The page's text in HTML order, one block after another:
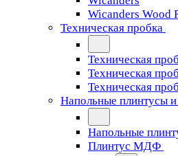
Wicanders Wood
Техническая пробка
Техническая
Техническая
Техническая
Напольные плинтусы
Напольные
Плинтус МДФ